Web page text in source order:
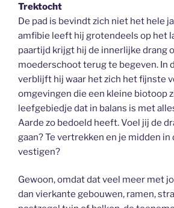
Trektocht
De pad is bevindt zich niet het hele
amfibie leeft hij grotendeels op het
paartijd krijgt hij de innerlijke drang
moederschoot terug te begeven. In
verblijft hij waar het zich het fijnste
omgevingen die een kleine biotoop
leefgebiedje dat in balans is met
Aarde zo bedoeld heeft. Voel jij de
gaan? Te vertrekken en je midden in
vestigen?
Gewoon, omdat dat veel meer met
dan vierkante gebouwen, ramen,